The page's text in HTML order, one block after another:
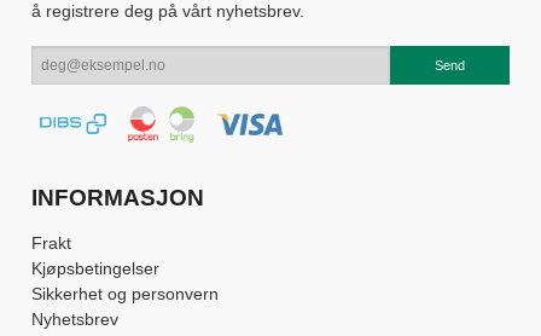
å registrere deg på vårt nyhetsbrev.
INFORMASJON
Frakt
Kjøpsbetingelser
Sikkerhet og personvern
Nyhetsbrev